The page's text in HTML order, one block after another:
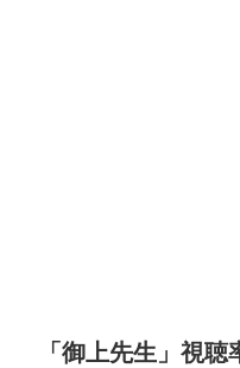
「御上先生」視